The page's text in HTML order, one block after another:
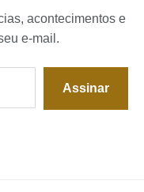
acontecimentos e
e-mail.
Assinar